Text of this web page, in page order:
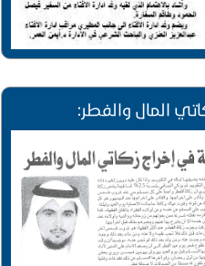
المال والفطر: